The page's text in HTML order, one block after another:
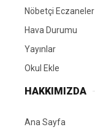
Nöbetçi Eczaneler
Hava Durumu
Yayınlar
Okul Ekle
HAKKIMIZDA
Ana Sayfa